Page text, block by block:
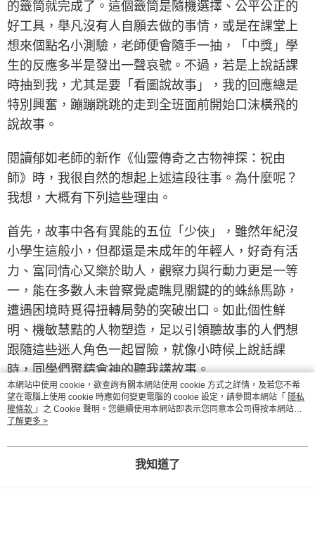
的籤筒就完成了。這個籤筒是隨機選擇、公平公正的
好工具，舉凡沒有人自願去做的事情，或是在課堂上
想來個點名小測驗，老師便會隨手一抽，「中獎」學
生的反應多半是發出一聲哀號。不過，若是上說話課
時抽到我，尤其是要「看圖說故事」，我的回應總是
特別興奮，蹦蹦跳跳的走到全班面前開始口沫橫飛的
說故事。
閱讀郁如老師的新作《仙靈傳奇之古物神探：祝由
師》時，我很自然的想起上述這段往事。為什麼呢？
我想，大概有下列這些理由。
首先，故事中各有異能的五位「少俠」，雖然年紀沒
小學生這般小，但都還是未成年的年輕人，好奇有活
力、富同情心又樂於助人，觀察力與行動力更是一等
一，能在多數人未曾察覺處瞧見關鍵的的蛛絲馬跡，
遭遇困境時覓得扭轉局勢的突破出口。如此個性鮮
明、機敏慧黠的人物塑造，足以引領聽故事的人們想
跟隨這些迷人角色一起冒險，就像小時候上說話課
時，同學們聚精會神的聽我講故事。
故事要開展下去，選材就很重要了，就跟「看圖說故
事」使用的教材圖片一樣，如果缺乏想像空間，情節
多寶格、玉琮，以及嬰兒枕，這些珍藏在國立故宮博
本網站中使用 cookie，欲查詢有關本網站使用 cookie 方式之詳情，及若您不希
望在電腦上使用 cookie 時應如何變更電腦的 cookie 設定，請參閱本網站「 隱私
權條款 」之 Cookie 聲明。您繼續使用本網站即表示您同意本公司得按本網站使
用條款之 Cookie 聲明使用 cookie。
了解更多 >
我知道了